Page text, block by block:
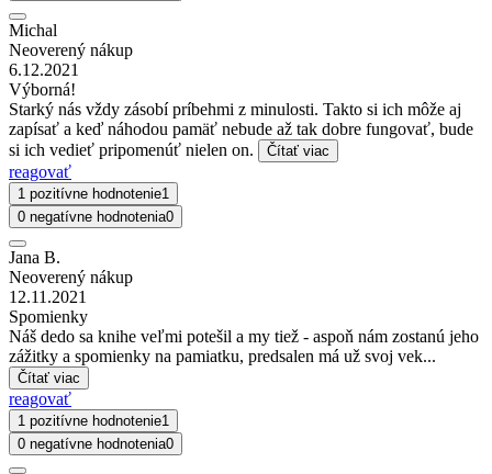
Michal
Neoverený nákup
6.12.2021
Výborná!
Starký nás vždy zásobí príbehmi z minulosti. Takto si ich môže aj
zapísať a keď náhodou pamäť nebude až tak dobre fungovať, bude
si ich vedieť pripomenúť nielen on.
Čítať viac
reagovať
1 pozitívne hodnotenie1
0 negatívne hodnotenia0
Jana B.
Neoverený nákup
12.11.2021
Spomienky
Náš dedo sa knihe veľmi potešil a my tiež - aspoň nám zostanú jeho
zážitky a spomienky na pamiatku, predsalen má už svoj vek...
Čítať viac
reagovať
1 pozitívne hodnotenie1
0 negatívne hodnotenia0